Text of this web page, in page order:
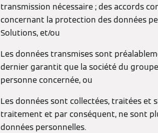
transmission nécessaire ; des accords
concernant la protection des données
Solutions, et/ou
Les données transmises sont
dernier garantit que la société du
personne concernée, ou
Les données sont collectées, traitées et
traitement et par conséquent, ne sont
données personnelles.